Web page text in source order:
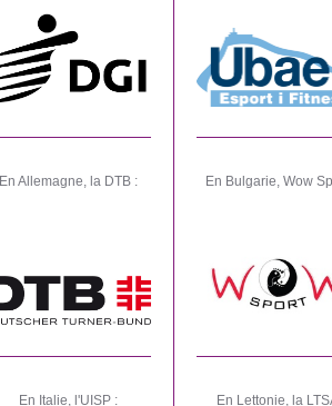
En Allemagne, la DTB : En Bulgarie, Wow
En Italie, l'UISP : En Lettonie, la